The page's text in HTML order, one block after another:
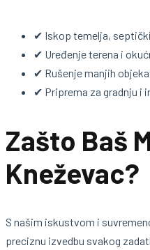
✔ Iskop temelja,
✔ Uređenje terena i
✔ Rušenje manjih
✔ Priprema za gradnju i
Zašto Baš
Kneževac?
S našim iskustvom i
preciznu izvedbu svakog